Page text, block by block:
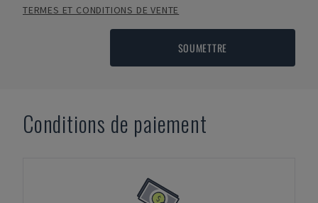
TERMES ET CONDITIONS DE VENTE
SOUMETTRE
Conditions de paiement